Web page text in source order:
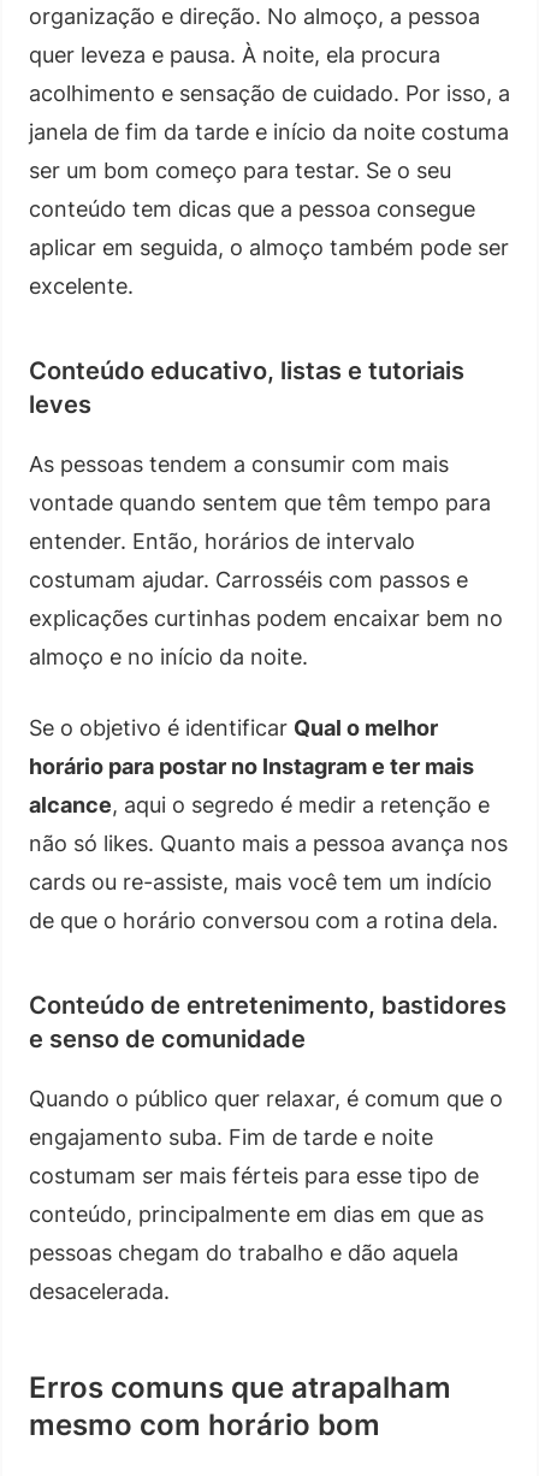
organização e direção. No almoço, a pessoa
quer leveza e pausa. À noite, ela procura
acolhimento e sensação de cuidado. Por isso, a
janela de fim da tarde e início da noite costuma
ser um bom começo para testar. Se o seu
conteúdo tem dicas que a pessoa consegue
aplicar em seguida, o almoço também pode ser
excelente.
Conteúdo educativo, listas e tutoriais
leves
As pessoas tendem a consumir com mais
vontade quando sentem que têm tempo para
entender. Então, horários de intervalo
costumam ajudar. Carrosséis com passos e
explicações curtinhas podem encaixar bem no
almoço e no início da noite.
Se o objetivo é identificar Qual o melhor
horário para postar no Instagram e ter mais
alcance, aqui o segredo é medir a retenção e
não só likes. Quanto mais a pessoa avança nos
cards ou re-assiste, mais você tem um indício
de que o horário conversou com a rotina dela.
Conteúdo de entretenimento, bastidores
e senso de comunidade
Quando o público quer relaxar, é comum que o
engajamento suba. Fim de tarde e noite
costumam ser mais férteis para esse tipo de
conteúdo, principalmente em dias em que as
pessoas chegam do trabalho e dão aquela
desacelerada.
Erros comuns que atrapalham
mesmo com horário bom